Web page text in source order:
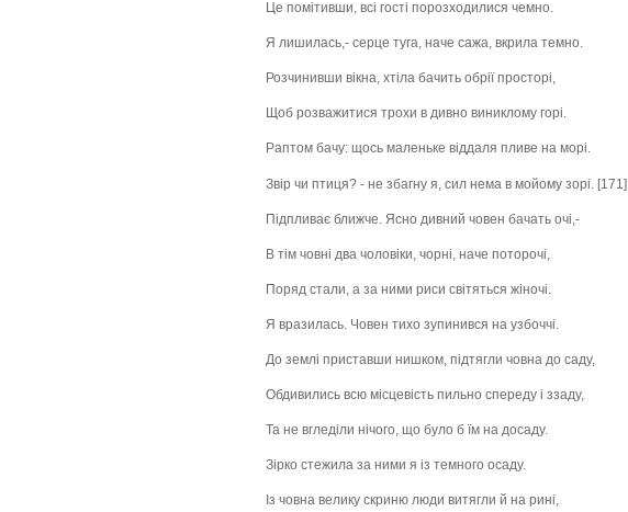
Це помітивши, всі гості порозходилися чемно.
Я лишилась,- серце туга, наче сажа, вкрила темно.
Розчинивши вікна, хтіла бачить обрії просторі,
Щоб розважитися трохи в дивно виниклому горі.
Раптом бачу: щось маленьке віддаля пливе на морі.
Звір чи птиця? - не збагну я, сил нема в мойому зорі. [171]
Підпливає ближче. Ясно дивний човен бачать очі,-
В тім човні два чоловіки, чорні, наче поторочі,
Поряд стали, а за ними риси світяться жіночі.
Я вразилась. Човен тихо зупинився на узбоччі.
До землі приставши нишком, підтягли човна до саду,
Обдивились всю місцевість пильно спереду і ззаду,
Та не вгледіли нічого, що було б їм на досаду.
Зірко стежила за ними я із темного осаду.
Із човна велику скриню люди витягли й на рині,